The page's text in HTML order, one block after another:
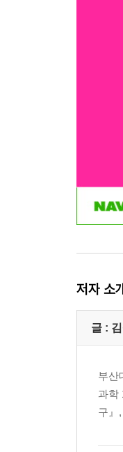
저자 소
글 :
부산
과학
구』